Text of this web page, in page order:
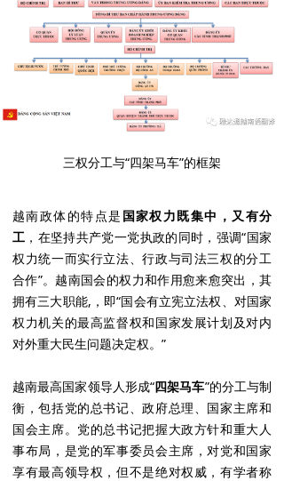
三权分工与“四架马车”的框架
越南政体的特点是 国家权力既集中，又有分
工 ，在坚持共产党一党执政的同时，强调“国家
权力统一而实行立法、行政与司法三权的分工
合作”。越南国会的权力和作用愈来愈突出，其
拥有三大职能,，即“国会有立宪立法权、对国家
权力机关的最高监督权和国家发展计划及对内
对外重大民生问题决定权。”
越南最高国家领导人形成“四架马车”的分工与制
衡，包括党的总书记、政府总理、国家主席和
国会主席。党的总书记把握大政方针和重大人
事布局，是党的军事委员会主席，对党和国家
享有最高领导权，但不是绝对权威，有学者称